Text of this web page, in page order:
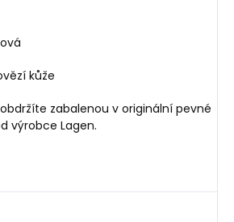
kůže
zabalenou v originální pevné
výrobce Lagen.